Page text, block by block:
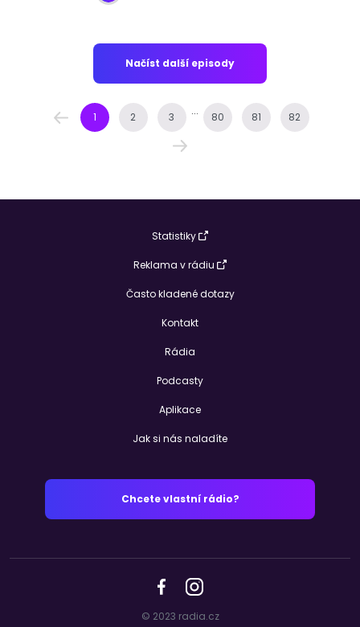
Načíst další episody
1 2 3 ... 80 81 82
Statistiky
Reklama v rádiu
Často kladené dotazy
Kontakt
Rádia
Podcasty
Aplikace
Jak si nás naladíte
Chcete vlastní rádio?
© 2023 radia.cz